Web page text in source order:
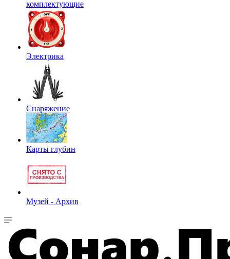
комплектующие
Электрика
Снаряжение
Карты глубин
Музей - Архив